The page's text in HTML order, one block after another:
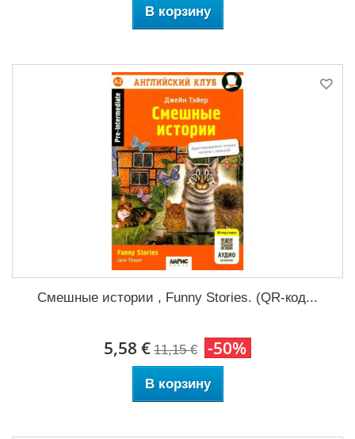
В корзину
Смешные истории , Funny Stories. (QR-код...
5,58 € 11,15 € -50%
В корзину